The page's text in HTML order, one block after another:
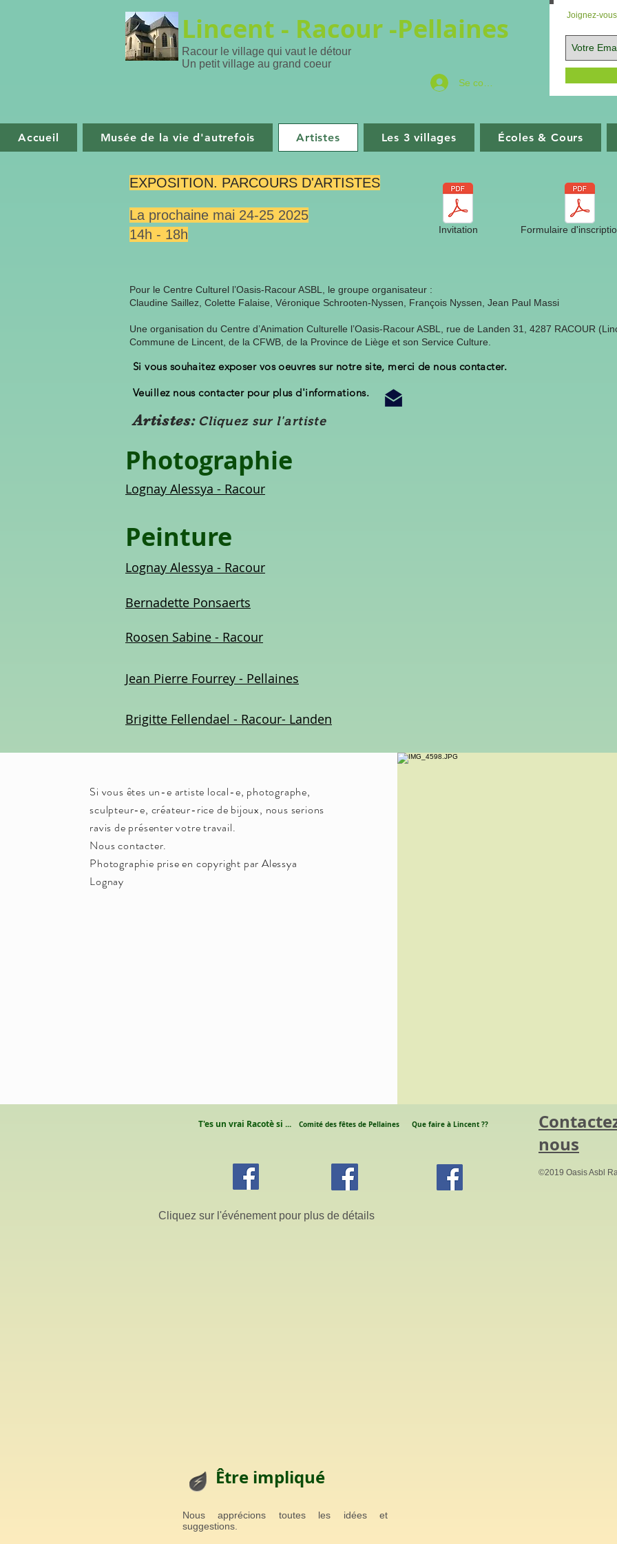
Lincent - Racour -Pellaines
Racour le village qui vaut le détour
Un petit village au grand coeur
Se connecter
Joignez-
Accueil Musée de la vie d'autrefois Artistes Les 3 villages Écoles & Cours
EXPOSITION. PARCOURS D'ARTISTES
La prochaine mai 24-25 2025
14h - 18h
Pour le Centre Culturel l’Oasis-Racour ASBL, le groupe organisateur :
Claudine Saillez, Colette Falaise, Véronique Schrooten-Nyssen, François Nyssen, Jean Paul Massi
Une organisation du Centre d’Animation Culturelle l’Oasis-Racour ASBL, rue de Landen 31, 4287 RACOUR
Commune de Lincent, de la CFWB, de la Province de Liège et son Service Culture.
Invitation Formulaire
Si vous souhaitez exposer vos oeuvres sur notre site, merci de nous contacter.
Veuillez nous contacter pour plus d'informations.
Artistes: Cliquez sur l'artiste
Photographie
Lognay Alessya - Racour
Peinture
Lognay Alessya - Racour
Bernadette Ponsaerts
Roosen Sabine - Racour
Jean Pierre Fourrey - Pellaines
Brigitte Fellendael - Racour- Landen
Si vous êtes un-e artiste local-e, photographe,
sculpteur-e, créateur-rice de bijoux, nous serions
ravis de présenter votre travail.
Nous contacter.
Photographie prise en copyright par Alessya
Lognay
T'es un vrai Racotè si ... Comité des fêtes de Pellaines Que faire à Lincent ??
nous
©2019 Oasis Asbl
Cliquez sur l'événement pour plus de détails
Être impliqué
Nous apprécions toutes les idées et
suggestions.